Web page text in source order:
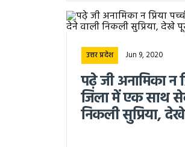
उत्तर प्रदेश Jun 9, 2020
पढ़े जी अनामिका न
जिला में एक साथ
निकली सुप्रिया,